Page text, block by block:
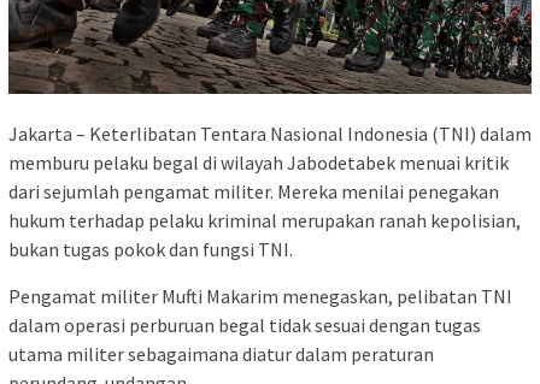
Jakarta – Keterlibatan Tentara Nasional Indonesia (TNI) dalam
memburu pelaku begal di wilayah Jabodetabek menuai kritik
dari sejumlah pengamat militer. Mereka menilai penegakan
hukum terhadap pelaku kriminal merupakan ranah kepolisian,
bukan tugas pokok dan fungsi TNI.
Pengamat militer Mufti Makarim menegaskan, pelibatan TNI
dalam operasi perburuan begal tidak sesuai dengan tugas
utama militer sebagaimana diatur dalam peraturan